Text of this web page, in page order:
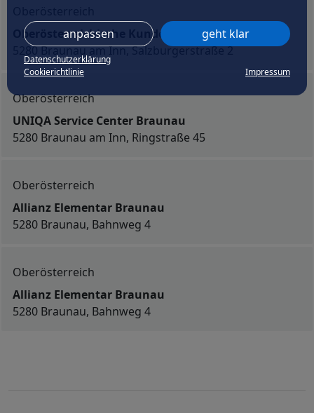
anpassen geht klar
Datenschutzerklärung
Cookierichtlinie
Impressum
Oberösterreichische Kundenbüro Braunau
5280 Braunau am Inn, Salzburgerstraße 2
Oberösterreich
UNIQA Service Center Braunau
5280 Braunau am Inn, Ringstraße 45
Oberösterreich
Allianz Elementar Braunau
5280 Braunau, Bahnweg 4
Oberösterreich
Allianz Elementar Braunau
5280 Braunau, Bahnweg 4